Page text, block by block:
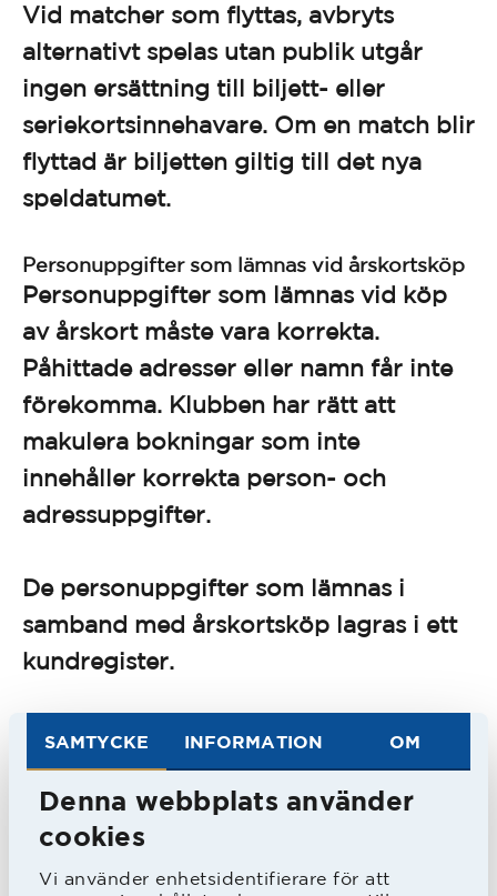
SAMTYCKE INFORMATION OM
Denna webbplats använder
cookies
Vi använder enhetsidentifierare för att
Vid matcher som flyttas, avbryts
alternativt spelas utan publik utgår
ingen ersättning till biljett- eller
seriekortsinnehavare. Om en match blir
flyttad är biljetten giltig till det nya
speldatumet.
Personuppgifter som lämnas vid årskortsköp
Personuppgifter som lämnas vid köp
av årskort måste vara korrekta.
Påhittade adresser eller namn får inte
förekomma. Klubben har rätt att
makulera bokningar som inte
innehåller korrekta person- och
adressuppgifter.
De personuppgifter som lämnas i
samband med årskortsköp lagras i ett
kundregister.
HBK lagrar information om inpassering
i statistiskt syfte. Detta register kan
under vissa omständigheter begäras ut
av myndigheter.